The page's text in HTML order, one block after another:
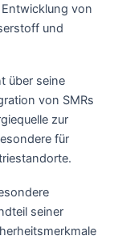
von
und
über seine
von SMRs
zur
für
seiner